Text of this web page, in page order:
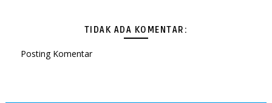
TIDAK ADA KOMENTAR:
Posting Komentar